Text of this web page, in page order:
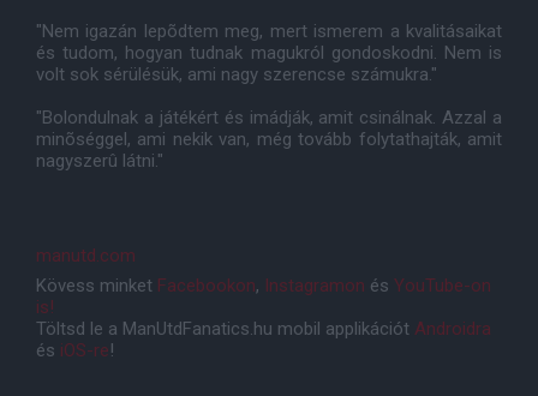
"Nem igazán lepõdtem meg, mert ismerem a kvalitásaikat
és tudom, hogyan tudnak magukról gondoskodni. Nem is
volt sok sérülésük, ami nagy szerencse számukra."
"Bolondulnak a játékért és imádják, amit csinálnak. Azzal a
minõséggel, ami nekik van, még tovább folytathajták, amit
nagyszerû látni."
manutd.com
Kövess minket Facebookon, Instagramon és YouTube-on
is!
Töltsd le a ManUtdFanatics.hu mobil applikációt Androidra
és iOS-re!